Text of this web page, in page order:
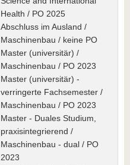
Health / PO 2025
Abschluss im Ausland /
Maschinenbau / keine PO
Master (universitär) /
Maschinenbau / PO 2023
Master (universitär) -
verringerte Fachsemester /
Maschinenbau / PO 2023
Master - Duales Studium,
praxisintegrierend /
Maschinenbau - dual / PO
2023